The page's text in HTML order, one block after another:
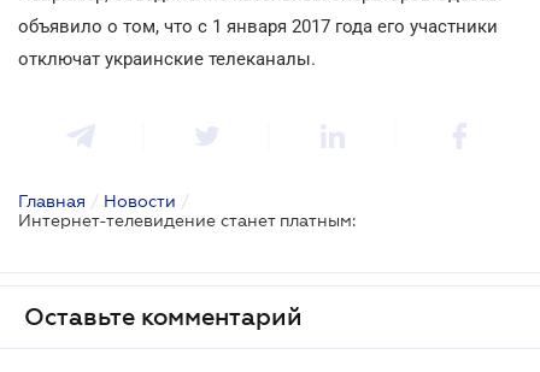
объявило о том, что с 1 января 2017 года его участники
отключат украинские телеканалы.
Главная / Новости /
Интернет-телевидение станет платным:
Оставьте комментарий